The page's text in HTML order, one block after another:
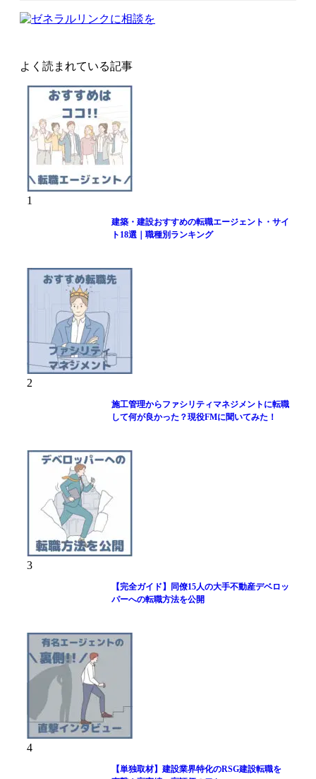
よく読まれている記事
1
建築・建設おすすめの転職エージェント・サイ
ト18選｜職種別ランキング
2
施工管理からファシリティマネジメントに転職
して何が良かった？現役FMに聞いてみた！
3
【完全ガイド】同僚15人の大手不動産デベロッ
パーへの転職方法を公開
4
【単独取材】建設業界特化のRSG建設転職を